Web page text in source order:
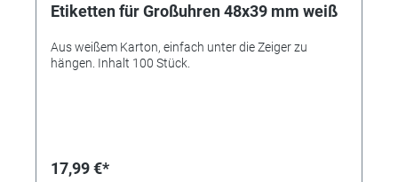
Etiketten für Großuhren 48x39 mm weiß
Aus weißem Karton, einfach unter die Zeiger zu
hängen. Inhalt 100 Stück.
17,99 €*